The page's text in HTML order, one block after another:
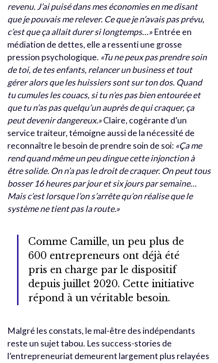
revenu. J’ai puisé dans mes économies en me disant
que je pouvais me relever. Ce que je n’avais pas prévu,
c’est que ça allait durer si longtemps…» Entrée en
médiation de dettes, elle a ressenti une grosse
pression psychologique. «Tu ne peux pas prendre soin
de toi, de tes enfants, relancer un business et tout
gérer alors que les huissiers sont sur ton dos. Quand
tu cumules les couacs, si tu n’es pas bien entourée et
que tu n’as pas quelqu’un auprès de qui craquer, ça
peut devenir dangereux.»Claire, cogérante d’un
service traiteur, témoigne aussi de la nécessité de
reconnaître le besoin de prendre soin de soi: «Ça me
rend quand même un peu dingue cette injonction à
être solide. On n’a pas le droit de craquer. On peut tous
bosser 16 heures par jour et six jours par semaine…
Mais c’est lorsque l’on s’arrête qu’on réalise que le
système ne tient pas la route.»
Comme Camille, un peu plus de
600 entrepreneurs ont déjà été
pris en charge par le dispositif
depuis juillet 2020. Cette initiative
répond à un véritable besoin.
Malgré les constats, le mal-être des indépendants
reste un sujet tabou. Les success-stories de
l’entrepreneuriat demeurent largement plus relayées